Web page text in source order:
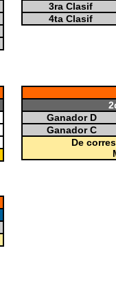
3ra Clasif
4ta Clasif
Ganador D
Ganador C
De